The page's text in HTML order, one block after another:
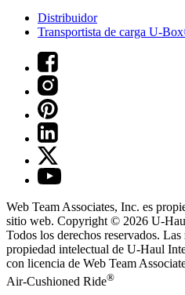
Distribuidor
Transportista de carga U-
Web Team Associates, Inc. es
sitio web. Copyright © 2026 U-
Todos los derechos reservados. Las
propiedad intelectual de U-Haul
con licencia de Web Team
Air-Cushioned Ride®